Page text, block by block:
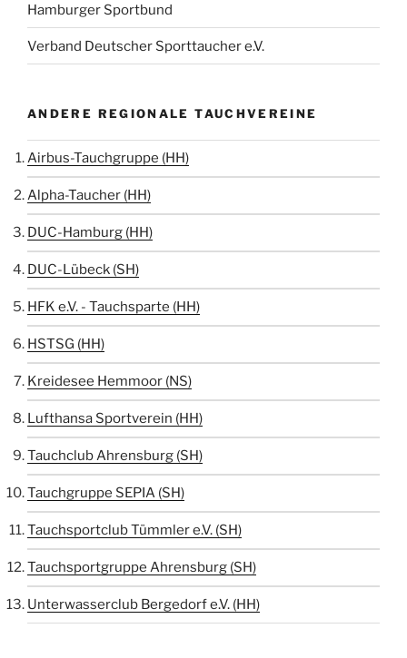
Hamburger Sportbund
Verband Deutscher Sporttaucher e.V.
ANDERE REGIONALE TAUCHVEREINE
Airbus-Tauchgruppe (HH)
Alpha-Taucher (HH)
DUC-Hamburg (HH)
DUC-Lübeck (SH)
HFK e.V. - Tauchsparte (HH)
HSTSG (HH)
Kreidesee Hemmoor (NS)
Lufthansa Sportverein (HH)
Tauchclub Ahrensburg (SH)
Tauchgruppe SEPIA (SH)
Tauchsportclub Tümmler e.V. (SH)
Tauchsportgruppe Ahrensburg (SH)
Unterwasserclub Bergedorf e.V. (HH)